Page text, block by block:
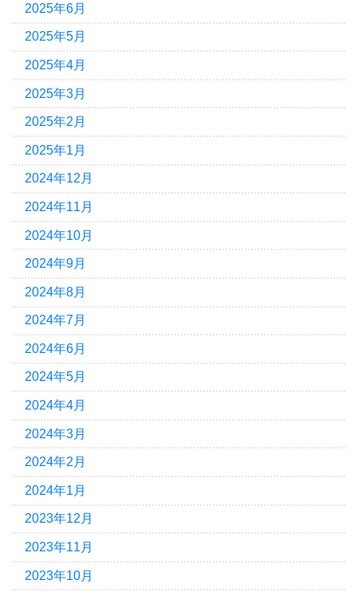
2025年6月
2025年5月
2025年4月
2025年3月
2025年2月
2025年1月
2024年12月
2024年11月
2024年10月
2024年9月
2024年8月
2024年7月
2024年6月
2024年5月
2024年4月
2024年3月
2024年2月
2024年1月
2023年12月
2023年11月
2023年10月